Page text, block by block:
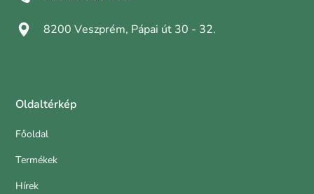
8200 Veszprém, Pápai út 30 - 32.
Oldaltérkép
Főoldal
Termékek
Hírek